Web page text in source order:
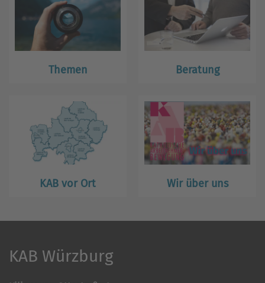
Themen Beratung
KAB vor Ort Wir über uns
KAB Würzburg